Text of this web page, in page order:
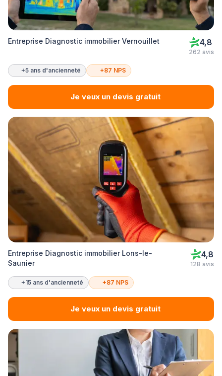
Entreprise Diagnostic immobilier Vernouillet 4,8
262 avis
+5 ans d'ancienneté +87 NPS
Je veux un devis gratuit
Entreprise Diagnostic immobilier Lons-le-
Saunier
4,8
128 avis
+15 ans d'ancienneté +87 NPS
Je veux un devis gratuit